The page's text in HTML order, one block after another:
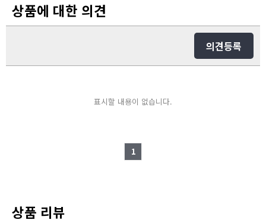
상품에 대한 의견
의견등록
표시할 내용이 없습니다.
1
상품 리뷰